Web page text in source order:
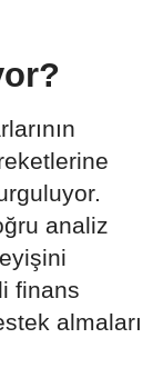
analiz
finans
almaları